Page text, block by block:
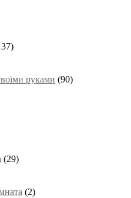
руками (90)
(29)
(2)